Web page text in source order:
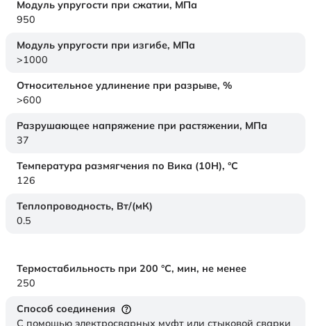
Модуль упругости при сжатии, МПа
950
Модуль упругости при изгибе, МПа
>1000
Относительное удлинение при разрыве, %
>600
Разрушающее напряжение при растяжении, МПа
37
Температура размягчения по Вика (10Н), °C
126
Теплопроводность, Вт/(мК)
0.5
Термостабильность при 200 °С, мин, не менее
250
Способ соединения